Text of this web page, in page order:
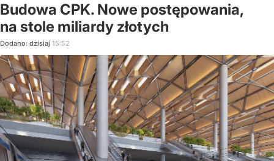
Budowa CPK. Nowe postępowania,
na stole miliardy złotych
Dodano: dzisiaj 15:52